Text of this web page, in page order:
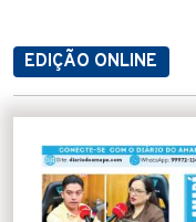
EDIÇÃO ONLINE